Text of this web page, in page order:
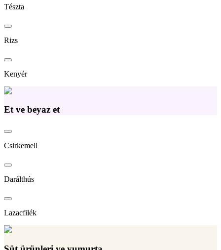
Tészta
Rizs
Kenyér
Et ve beyaz et
Csirkemell
Darálthús
Lazacfilék